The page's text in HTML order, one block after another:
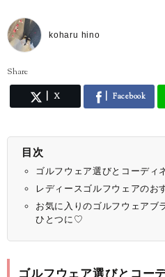
koharu hino
Share
X Facebook
目次
ゴルフウェア選びとコーディ
レディースゴルフウェアのお
お気に入りのゴルフウェアブ
ひとつに♡
ゴルフウェア選びとコー